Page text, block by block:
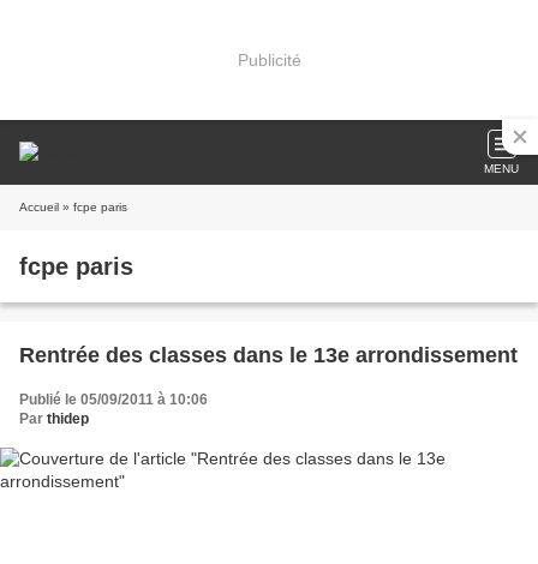
Publicité
MENU
Accueil » fcpe paris
fcpe paris
Rentrée des classes dans le 13e arrondissement
Publié le 05/09/2011 à 10:06
Par thidep